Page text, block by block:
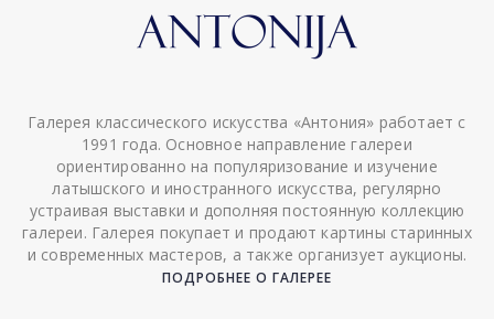
Галерея классического искусства «Антония» работает с
1991 года. Основное направление галереи
ориентированно на популяризование и изучение
латышского и иностранного искусства, регулярно
устраивая выставки и дополняя постоянную коллекцию
галереи. Галерея покупает и продают картины старинных
и современных мастеров, а также организует аукционы.
ПОДРОБНЕЕ О ГАЛЕРЕЕ